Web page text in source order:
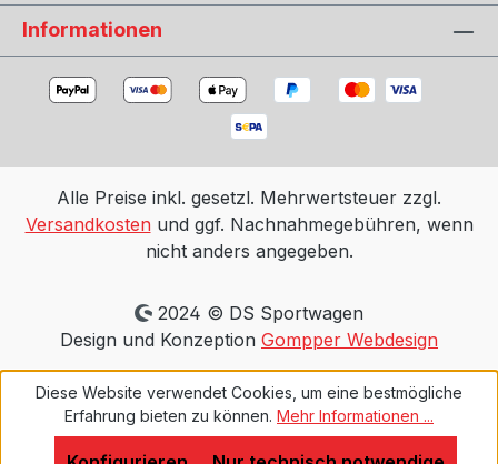
Informationen
Alle Preise inkl. gesetzl. Mehrwertsteuer zzgl.
Versandkostenund ggf. Nachnahmegebühren, wenn
nicht anders angegeben.
2024 © DS Sportwagen
Design und Konzeption Gompper Webdesign
Diese Website verwendet Cookies, um eine bestmögliche
Erfahrung bieten zu können. Mehr Informationen ...